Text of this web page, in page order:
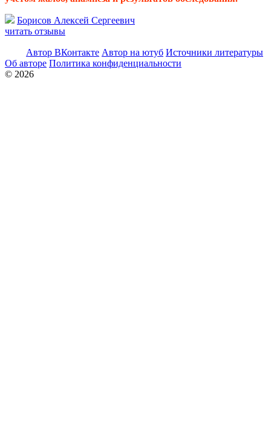
Борисов Алексей Сергеевич
читать отзывы
Автор ВКонтакте Автор на ютуб Источники литературы
Об авторе Политика конфиденциальности
© 2026